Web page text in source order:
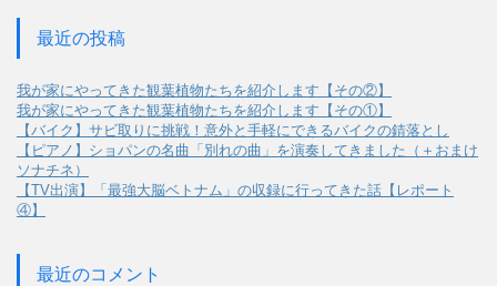
最近の投稿
我が家にやってきた観葉植物たちを紹介します【その②】
我が家にやってきた観葉植物たちを紹介します【その①】
【バイク】サビ取りに挑戦！意外と手軽にできるバイクの錆落とし
【ピアノ】ショパンの名曲「別れの曲」を演奏してきました（＋おまけ
ソナチネ）
【TV出演】「最強大脳ベトナム」の収録に行ってきた話【レポート
④】
最近のコメント